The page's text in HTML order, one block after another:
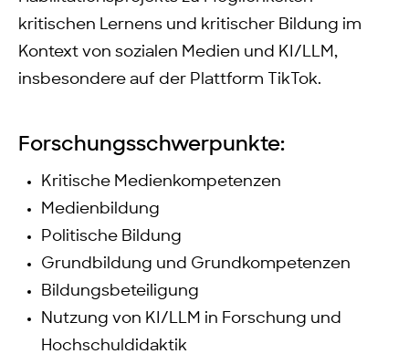
kritischen Lernens und kritischer Bildung im
Kontext von sozialen Medien und KI/LLM,
insbesondere auf der Plattform TikTok.
Forschungsschwerpunkte:
Kritische Medienkompetenzen
Medienbildung
Politische Bildung
Grundbildung und Grundkompetenzen
Bildungsbeteiligung
Nutzung von KI/LLM in Forschung und
Hochschuldidaktik